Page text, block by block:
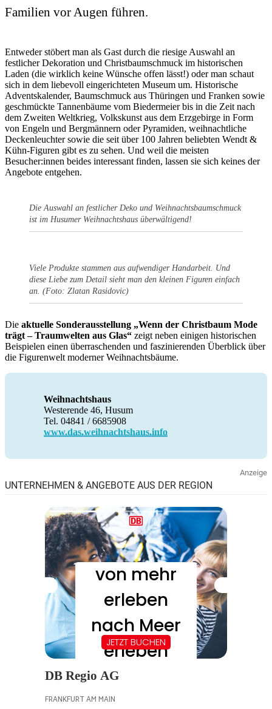
Familien vor Augen führen.
Entweder stöbert man als Gast durch die riesige Auswahl an
festlicher Dekoration und Christbaumschmuck im historischen
Laden (die wirklich keine Wünsche offen lässt!) oder man schaut
sich in dem liebevoll eingerichteten Museum um. Historische
Adventskalender, Baumschmuck aus Thüringen und Franken sowie
geschmückte Tannenbäume vom Biedermeier bis in die Zeit nach
dem Zweiten Weltkrieg, Volkskunst aus dem Erzgebirge in Form
von Engeln und Bergmännern oder Pyramiden, weihnachtliche
Deckenleuchter sowie die seit über 100 Jahren beliebten Wendt &
Kühn-Figuren gibt es zu sehen. Und weil die meisten
Besucher:innen beides interessant finden, lassen sie sich keines der
Angebote entgehen.
Die Auswahl an festlicher Deko und Weihnachtsbaumschmuck
ist im Husumer Weihnachtshaus überwältigend!
Viele Produkte stammen aus aufwendiger Handarbeit. Und
diese Liebe zum Detail sieht man den kleinen Figuren einfach
an. (Foto: Zlatan Rasidovic)
Die aktuelle Sonderausstellung „Wenn der Christbaum Mode
trägt – Traumwelten aus Glas“ zeigt neben einigen historischen
Beispielen einen überraschenden und faszinierenden Überblick über
die Figurenwelt moderner Weihnachtsbäume.
Weihnachtshaus
Westerende 46, Husum
Tel. 04841 / 6685908
www.das.weihnachtshaus.info